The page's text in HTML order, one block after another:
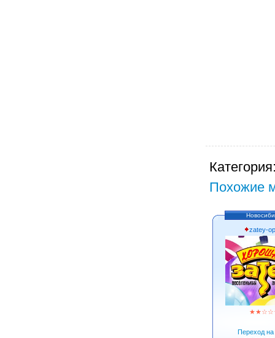
Похожие
zatey-
★★☆☆
Переход на